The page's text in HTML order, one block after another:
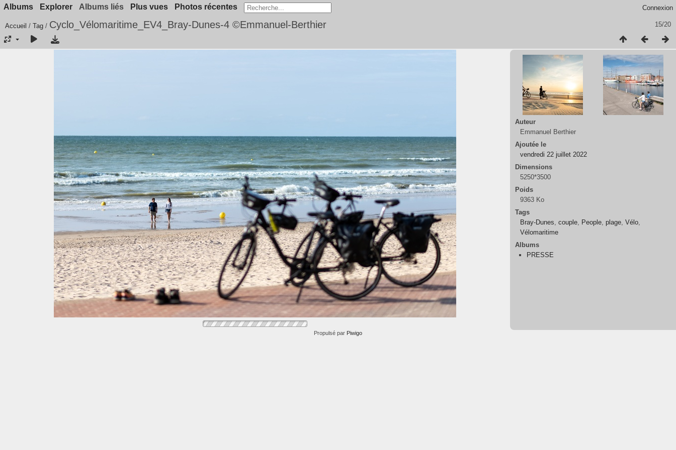
Albums Explorer Albums liés Plus vues Photos récentes Connexion
15/20
Accueil / Tag / Cyclo_Vélomaritime_EV4_Bray-Dunes-4 ©Emmanuel-Berthier
Auteur
Emmanuel Berthier
Ajoutée le
vendredi 22 juillet 2022
Dimensions
5250*3500
Poids
9363 Ko
Tags
Bray-Dunes, couple, People, plage, Vélo,
Vélomaritime
Albums
PRESSE
Propulsé par Piwigo